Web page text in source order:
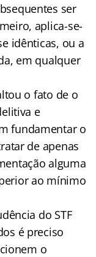
ser
aplica-se-
idênticas, ou a
em qualquer
o fato de o
e
fundamentar o
de apenas
alguma
ao mínimo
do STF
é preciso
o